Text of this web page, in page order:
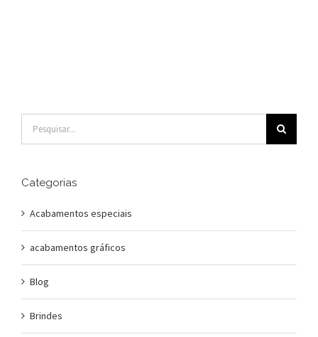
resultados
Categorias
Acabamentos especiais
acabamentos gráficos
Blog
Brindes